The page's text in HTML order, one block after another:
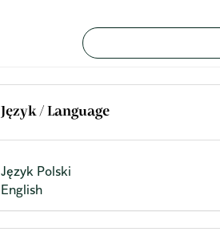
Język / Language
Język Polski
English